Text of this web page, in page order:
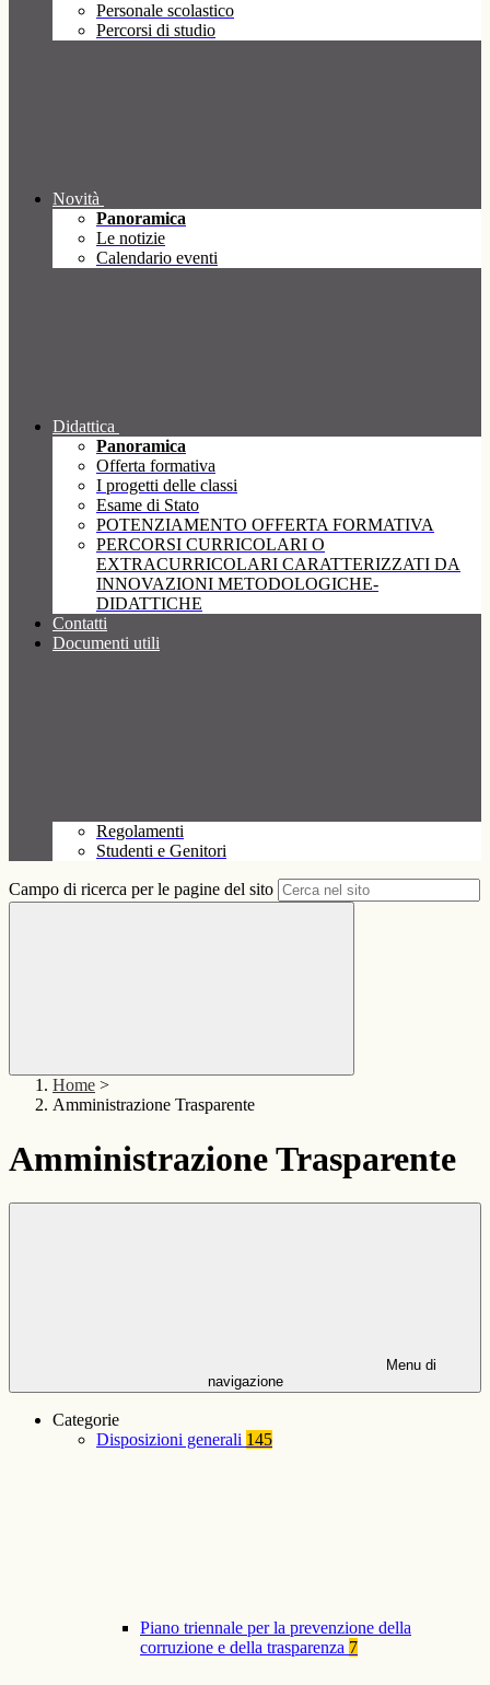
Personale scolastico
Percorsi di studio
Novità
Panoramica
Le notizie
Calendario eventi
Didattica
Panoramica
Offerta formativa
I progetti delle classi
Esame di Stato
POTENZIAMENTO OFFERTA FORMATIVA
PERCORSI CURRICOLARI O
EXTRACURRICOLARI CARATTERIZZATI DA
INNOVAZIONI METODOLOGICHE-
DIDATTICHE
Contatti
Documenti utili
Regolamenti
Studenti e Genitori
Campo di ricerca per le pagine del sito
Home >
Amministrazione Trasparente
Amministrazione Trasparente
Menu di
navigazione
Categorie
Disposizioni generali 145
Piano triennale per la prevenzione della
corruzione e della trasparenza 7